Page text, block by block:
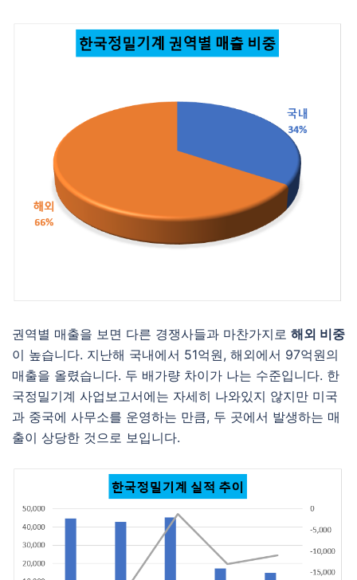
권역별 매출을 보면 다른 경쟁사들과 마찬가지로 해외 비중
이 높습니다. 지난해 국내에서 51억원, 해외에서 97억원의
매출을 올렸습니다. 두 배가량 차이가 나는 수준입니다. 한
국정밀기계 사업보고서에는 자세히 나와있지 않지만 미국
과 중국에 사무소를 운영하는 만큼, 두 곳에서 발생하는 매
출이 상당한 것으로 보입니다.